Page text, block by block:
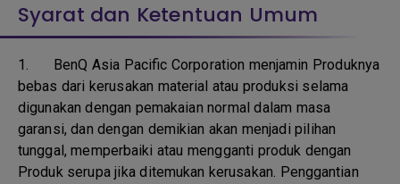
Syarat dan Ketentuan Umum
1. BenQ Asia Pacific Corporation menjamin Produknya
bebas dari kerusakan material atau produksi selama
digunakan dengan pemakaian normal dalam masa
garansi, dan dengan demikian akan menjadi pilihan
tunggal, memperbaiki atau mengganti produk dengan
Produk serupa jika ditemukan kerusakan. Penggantian